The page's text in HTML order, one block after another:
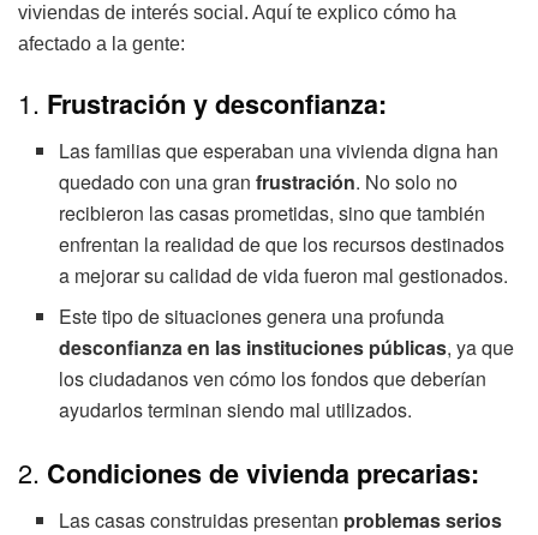
viviendas de interés social. Aquí te explico cómo ha
afectado a la gente:
1. Frustración y desconfianza:
Las familias que esperaban una vivienda digna han
quedado con una granfrustración. No solo no
recibieron las casas prometidas, sino que también
enfrentan la realidad de que los recursos destinados
a mejorar su calidad de vida fueron mal gestionados.
Este tipo de situaciones genera una profunda
desconfianza en las instituciones públicas, ya que
los ciudadanos ven cómo los fondos que deberían
ayudarlos terminan siendo mal utilizados.
2. Condiciones de vivienda precarias:
Las casas construidas presentan problemas serios